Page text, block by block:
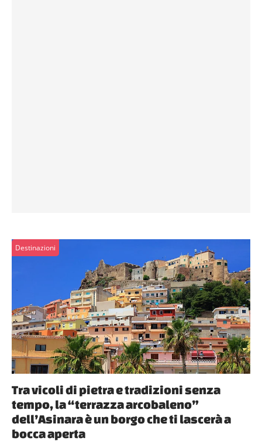
Destinazioni
Tra vicoli di pietra e tradizioni senza
tempo, la “terrazza arcobaleno”
dell’Asinara è un borgo che ti lascerà a
bocca aperta